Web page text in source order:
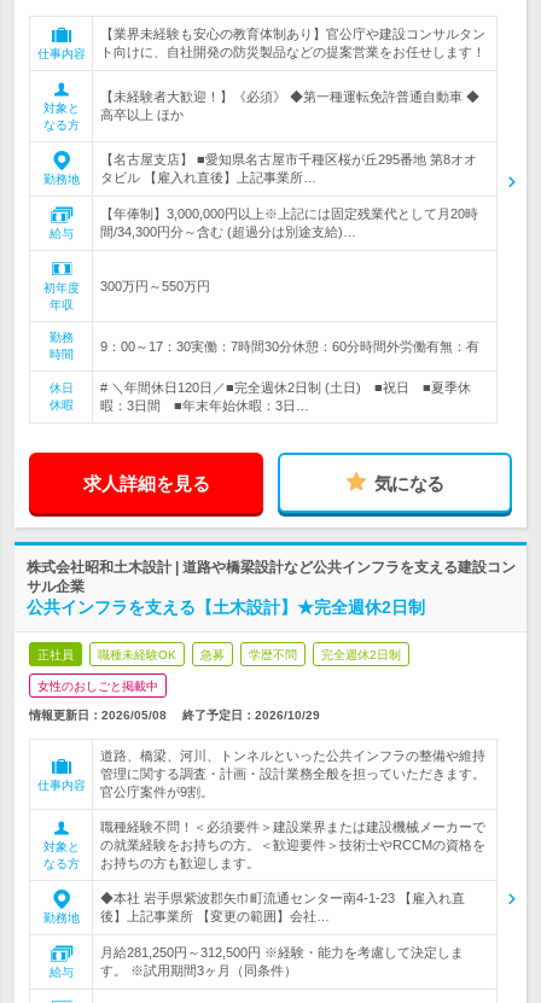
仕事内容
【業界未経験も安心の教育体制あり】官公庁や建設コンサルタン
ト向けに、自社開発の防災製品などの提案営業をお任せします！
対象と
なる方
【未経験者大歓迎！】《必須》 ◆第一種運転免許普通自動車 ◆
高卒以上 ほか
勤務地
【名古屋支店】 ■愛知県名古屋市千種区桜が丘295番地 第8オオ
タビル 【雇入れ直後】上記事業所…
給与
【年俸制】3,000,000円以上※上記には固定残業代として月20時
間/34,300円分～含む (超過分は別途支給)…
初年度
年収
300万円～550万円
勤務
時間
9：00～17：30実働：7時間30分休憩：60分時間外労働有無：有
休日
休暇
# ＼年間休日120日／■完全週休2日制 (土日) ■祝日 ■夏季休
暇：3日間 ■年末年始休暇：3日…
求人詳細を見る 気になる
株式会社昭和土木設計 | 道路や橋梁設計など公共インフラを支える建設コン
サル企業
公共インフラを支える【土木設計】★完全週休2日制
正社員 職種未経験OK 急募 学歴不問 完全週休2日制
女性のおしごと掲載中
情報更新日：2026/05/08 終了予定日： 2026/10/29
仕事内容
道路、橋梁、河川、トンネルといった公共インフラの整備や維持
管理に関する調査・計画・設計業務全般を担っていただきます。
官公庁案件が9割。
対象と
なる方
職種経験不問！＜必須要件＞建設業界または建設機械メーカーで
の就業経験をお持ちの方。＜歓迎要件＞技術士やRCCMの資格を
お持ちの方も歓迎します。
勤務地
◆本社 岩手県紫波郡矢巾町流通センター南4-1-23 【雇入れ直
後】上記事業所 【変更の範囲】会社…
給与
月給281,250円～312,500円 ※経験・能力を考慮して決定しま
す。 ※試用期間3ヶ月（同条件）